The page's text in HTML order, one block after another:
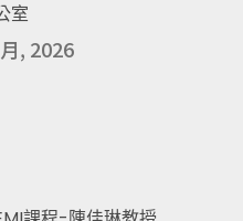
室
, 2026